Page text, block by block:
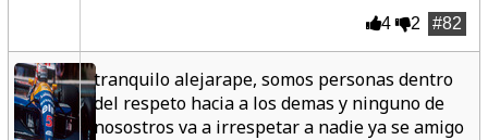
#82
4 2
tranquilo alejarape, somos personas dentro
del respeto hacia a los demas y ninguno de
nosostros va a irrespetar a nadie ya se amigo